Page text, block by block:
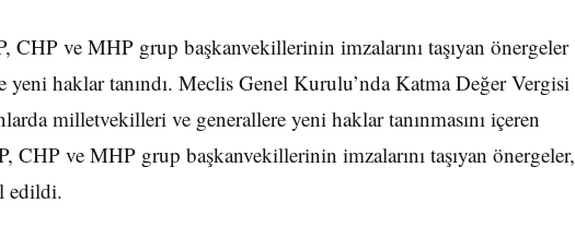
ve MHP grup başkanvekillerinin imzalarını taşıyan önergeler
haklar tanındı. Meclis Genel Kurulu’nda Katma Değer Vergisi
milletvekilleri ve generallere yeni haklar tanınmasını içeren
CHP ve MHP grup başkanvekillerinin imzalarını taşıyan önergeler,
edildi.